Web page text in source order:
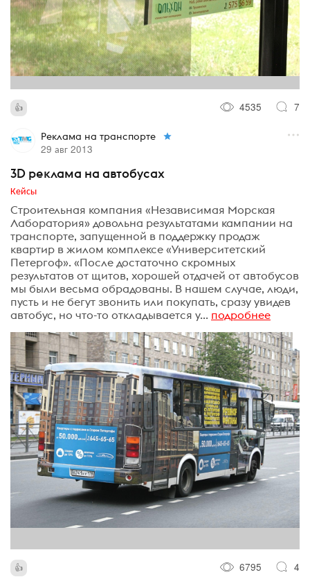
4535 7
Реклама на транспорте
29 авг 2013
3D реклама на автобусах
Кейсы
Строительная компания «Независимая Морская
Лаборатория» довольна результатами кампании на
транспорте, запущенной в поддержку продаж
квартир в жилом комплексе «Университетский
Петергоф». «После достаточно скромных
результатов от щитов, хорошей отдачей от автобусов
мы были весьма обрадованы. В нашем случае, люди,
пусть и не бегут звонить или покупать, сразу увидев
автобус, но что-то откладывается у... подробнее
6795 4